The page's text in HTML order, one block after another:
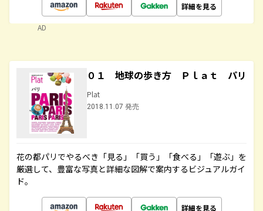
詳細を見る
AD
０１ 地球の歩き方 Ｐｌａｔ パリ
Plat
2018.11.07 発売
花の都パリでやるべき「見る」「買う」「食べる」「遊ぶ」を
厳選して、豊富な写真と詳細な図解で案内するビジュアルガイ
ド。
詳細を見る